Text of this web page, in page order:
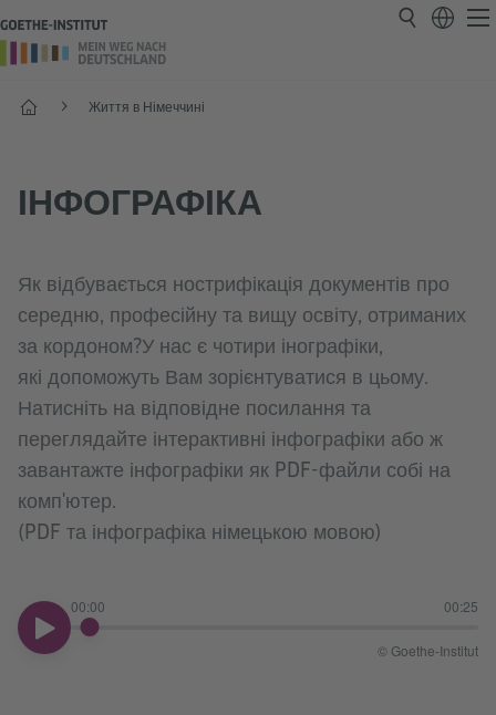
Головнa Життя в Німеччині
ІНФОГРАФІКА
Як відбувається нострифікація документів про
середню, професійну та вищу освіту, отриманих
за кордоном?У нас є чотири інографіки,
які допоможуть Вам зорієнтуватися в цьому.
Натисніть на відповідне посилання та
переглядайте інтерактивні інфографіки або ж
завантажте інфографіки як PDF-файли собі на
комп'ютер.
(PDF та інфографіка німецькою мовою)
00:00 00:25
00:00
© Goethe-Institut